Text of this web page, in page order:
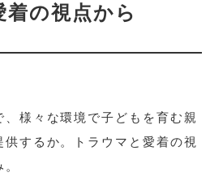
着の視点から
様々な環境で子どもを育む親
するか。トラウマと愛着の視